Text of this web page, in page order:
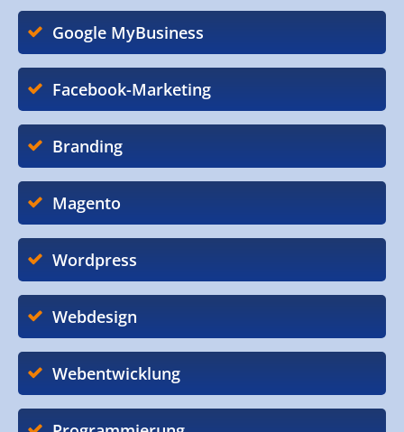
Google MyBusiness
Facebook-Marketing
Branding
Magento
Wordpress
Webdesign
Webentwicklung